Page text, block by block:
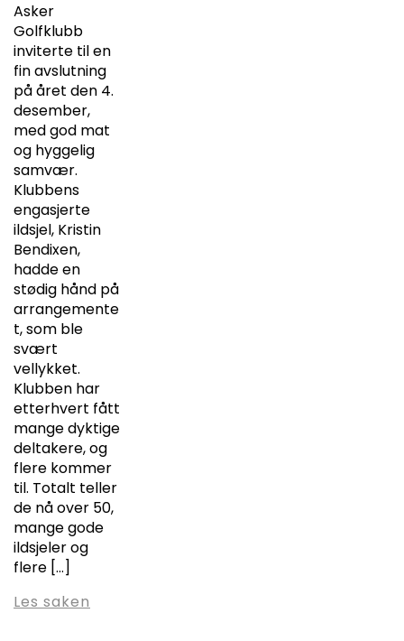
Asker
Golfklubb
inviterte til en
fin avslutning
på året den 4.
desember,
med god mat
og hyggelig
samvær.
Klubbens
engasjerte
ildsjel, Kristin
Bendixen,
hadde en
stødig hånd på
arrangemente
t, som ble
svært
vellykket.
Klubben har
etterhvert fått
mange dyktige
deltakere, og
flere kommer
til. Totalt teller
de nå over 50,
mange gode
ildsjeler og
flere […]
Les saken